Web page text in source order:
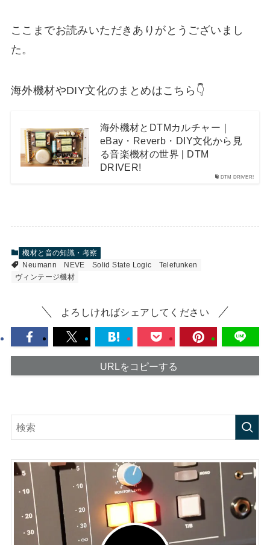
ここまでお読みいただきありがとうございまし
た。
海外機材やDIY文化のまとめはこちら👇
DTM DRIVER!
海外機材とDTMカルチャー｜
eBay・Reverb・DIY文化から見
る音楽機材の世界 | DTM
DRIVER!
機材と音の知識・考察
Neumann
NEVE Solid State Logic
Telefunken
ヴィンテージ機材
よろしければシェアしてください
URLをコピーする